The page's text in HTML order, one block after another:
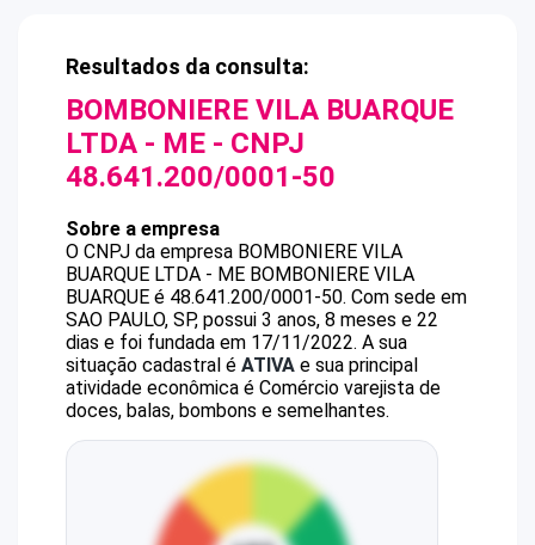
Resultados da consulta:
BOMBONIERE VILA BUARQUE
LTDA - ME - CNPJ
48.641.200/0001-50
Sobre a empresa
O CNPJ da empresa BOMBONIERE VILA
BUARQUE LTDA - ME BOMBONIERE VILA
BUARQUE é 48.641.200/0001-50. Com sede em
SAO PAULO, SP, possui 3 anos, 8 meses e 22
dias e foi fundada em 17/11/2022. A sua
situação cadastral é ATIVA e sua principal
atividade econômica é Comércio varejista de
doces, balas, bombons e semelhantes.